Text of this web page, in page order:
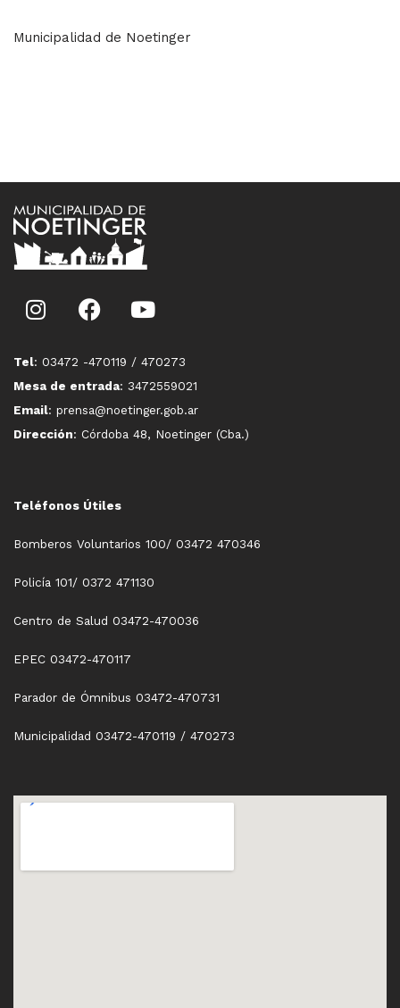
Municipalidad de Noetinger
Tel: 03472 -470119 / 470273
Mesa de entrada: 3472559021
Email: prensa@noetinger.gob.ar
Dirección: Córdoba 48, Noetinger (Cba.)
Teléfonos Útiles
Bomberos Voluntarios 100/ 03472 470346
Policía 101/ 0372 471130
Centro de Salud 03472-470036
EPEC 03472-470117
Parador de Ómnibus 03472-470731
Municipalidad 03472-470119 / 470273